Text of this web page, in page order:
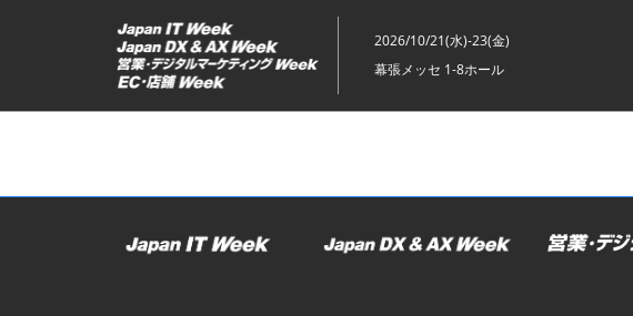
ッ
2026/10/21(水)-23(金)
幕張メッセ 1-8ホール